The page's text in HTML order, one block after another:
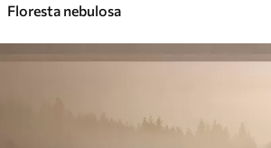
Floresta nebulosa